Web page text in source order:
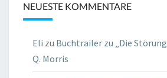
NEUESTE KOMMENTARE
Eli zu Buchtrailer zu „Die
Q. Morris